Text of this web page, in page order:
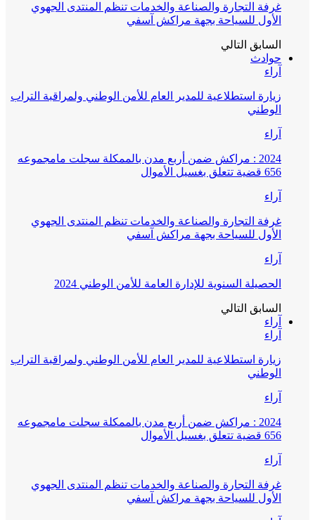
غرفة التجارة والصناعة والخدمات تنظم المنتدى الجهوي
الأول للسياحة بجهة مراكش آسفي
السابق التالي
حوادث
آراء
زيارة استطلاعية للمدير العام للأمن الوطني ولمراقبة التراب
الوطني
آراء
2024 : مراكش ضمن أربع مدن بالممكلة سجلت مامجموعه
656 قضية تتعلق بغسيل الأموال
آراء
غرفة التجارة والصناعة والخدمات تنظم المنتدى الجهوي
الأول للسياحة بجهة مراكش آسفي
آراء
الحصيلة السنوية للإدارة العامة للأمن الوطني 2024
السابق التالي
آراء
آراء
زيارة استطلاعية للمدير العام للأمن الوطني ولمراقبة التراب
الوطني
آراء
2024 : مراكش ضمن أربع مدن بالممكلة سجلت مامجموعه
656 قضية تتعلق بغسيل الأموال
آراء
غرفة التجارة والصناعة والخدمات تنظم المنتدى الجهوي
الأول للسياحة بجهة مراكش آسفي